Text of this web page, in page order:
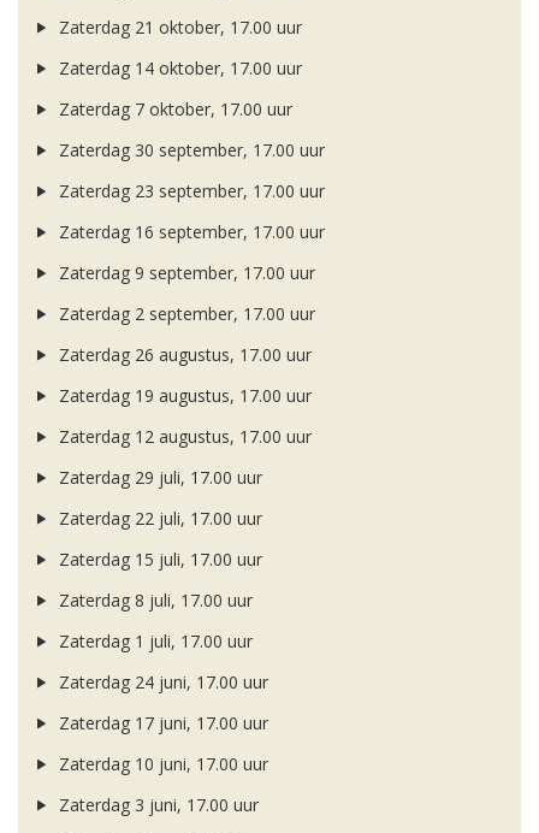
Zaterdag 21 oktober, 17.00 uur
Zaterdag 14 oktober, 17.00 uur
Zaterdag 7 oktober, 17.00 uur
Zaterdag 30 september, 17.00 uur
Zaterdag 23 september, 17.00 uur
Zaterdag 16 september, 17.00 uur
Zaterdag 9 september, 17.00 uur
Zaterdag 2 september, 17.00 uur
Zaterdag 26 augustus, 17.00 uur
Zaterdag 19 augustus, 17.00 uur
Zaterdag 12 augustus, 17.00 uur
Zaterdag 29 juli, 17.00 uur
Zaterdag 22 juli, 17.00 uur
Zaterdag 15 juli, 17.00 uur
Zaterdag 8 juli, 17.00 uur
Zaterdag 1 juli, 17.00 uur
Zaterdag 24 juni, 17.00 uur
Zaterdag 17 juni, 17.00 uur
Zaterdag 10 juni, 17.00 uur
Zaterdag 3 juni, 17.00 uur